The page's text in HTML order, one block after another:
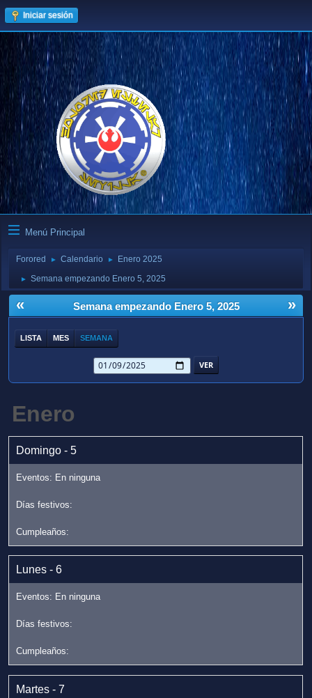
Iniciar sesión
Menú Principal
Forored ► Calendario ► Enero 2025
► Semana empezando Enero 5, 2025
« »
Semana empezando Enero 5, 2025
LISTA MES SEMANA
Enero
Domingo - 5
Lunes - 6
Martes - 7